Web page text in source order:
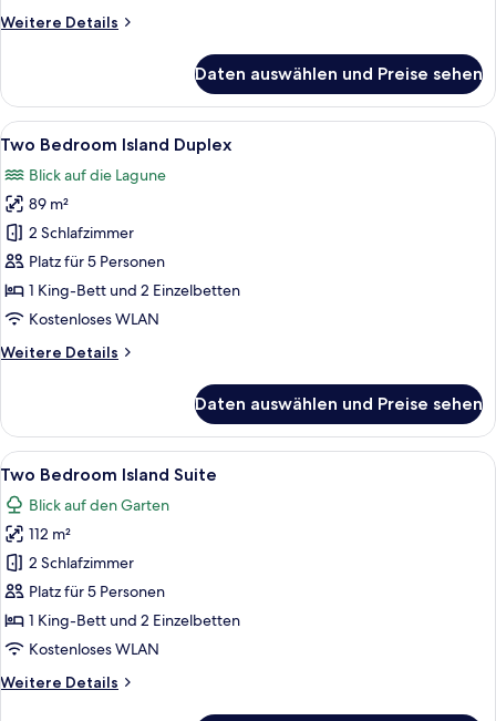
Weitere Details
Weitere
One
Bedroom
Loft
Daten auswählen und Preise sehen
Alle
Fotos
für
Two
Bedroom
Island
Duplex
anzeigen
Ein überdachter Außenbereich mit
14
Two Bedroom Island Duplex
Blick auf die Lagune
89 m²
2 Schlafzimmer
Platz für 5 Personen
1 King-Bett und 2 Einzelbetten
Kostenloses WLAN
Weitere Details
Weitere
Bedroom
Island
Duplex
Daten auswählen und Preise sehen
Alle
Fotos
für
Two
Bedroom
Island
Suite
anzeigen
Ein Hotelzimmer mit zwei Betten,
12
Two Bedroom Island Suite
Blick auf den Garten
112 m²
2 Schlafzimmer
Platz für 5 Personen
1 King-Bett und 2 Einzelbetten
Kostenloses WLAN
Weitere Details
Weitere